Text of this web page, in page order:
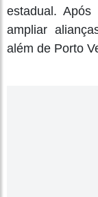
estadual.
ampliar
além de Porto